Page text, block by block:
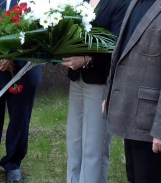
Kalendarium 2007
Kalendarium 2006
Kalendarium 2005
Kalendarium 2004
Wydarzenia z lat 1993 – 2003
Galeria zdjęć